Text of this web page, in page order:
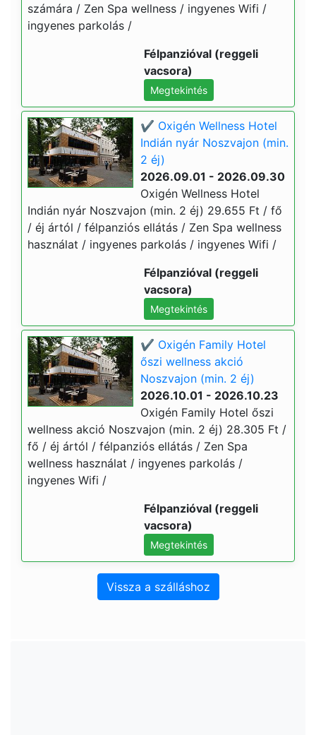
számára / Zen Spa wellness / ingyenes Wifi /
ingyenes parkolás /
Félpanzióval (reggeli
vacsora)
Megtekintés
✔️ Oxigén Wellness Hotel
Indián nyár Noszvajon (min.
2 éj)
2026.09.01 - 2026.09.30
Oxigén Wellness Hotel
Indián nyár Noszvajon (min. 2 éj) 29.655 Ft / fő
/ éj ártól / félpanziós ellátás / Zen Spa wellness
használat / ingyenes parkolás / ingyenes Wifi /
Félpanzióval (reggeli
vacsora)
Megtekintés
✔️ Oxigén Family Hotel
őszi wellness akció
Noszvajon (min. 2 éj)
2026.10.01 - 2026.10.23
Oxigén Family Hotel őszi
wellness akció Noszvajon (min. 2 éj) 28.305 Ft /
fő / éj ártól / félpanziós ellátás / Zen Spa
wellness használat / ingyenes parkolás /
ingyenes Wifi /
Félpanzióval (reggeli
vacsora)
Megtekintés
Vissza a szálláshoz